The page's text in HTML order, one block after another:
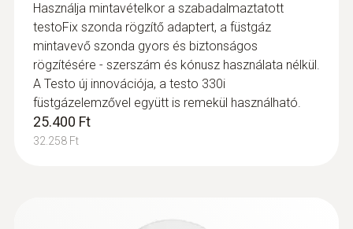
Használja mintavételkor a szabadalmaztatott
testoFix szonda rögzítő adaptert, a füstgáz
mintavevő szonda gyors és biztonságos
rögzítésére - szerszám és kónusz használata nélkül.
A Testo új innovációja, a testo 330i
füstgázelemzővel együtt is remekül használható.
25.400 Ft
32.258 Ft